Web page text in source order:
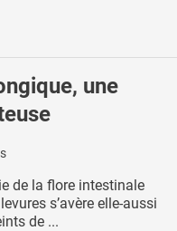
une
de la flore intestinale
s’avère elle-aussi
de ...